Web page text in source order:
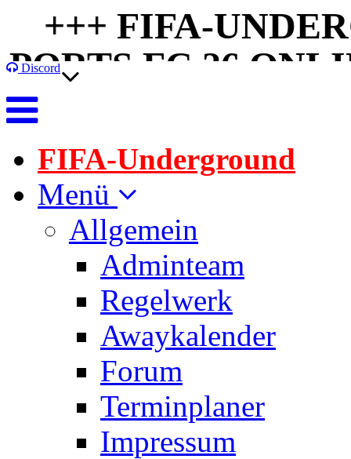
FIFA-
FC 26
Discord
FIFA-Underground
Menü
Allgemein
Adminteam
Regelwerk
Awaykalender
Forum
Terminplaner
Impressum